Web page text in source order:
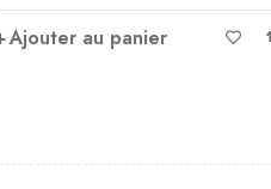
Ajouter au panier